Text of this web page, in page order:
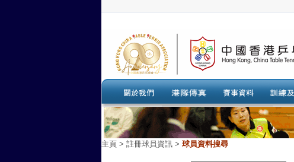
主頁 > 註冊球員資訊 > 球員資料搜尋